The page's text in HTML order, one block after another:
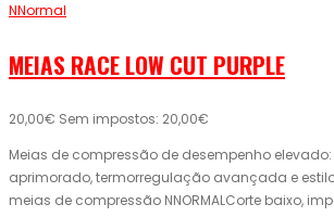
NNormal
MEIAS RACE LOW CUT PURPLE
20,00€ Sem impostos: 20,00€
Meias de compressão de desempenho
aprimorado, termorregulação avançada e
meias de compressão NNORMALCorte baixo,